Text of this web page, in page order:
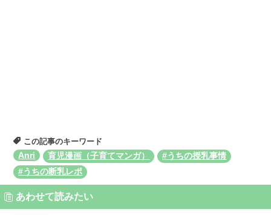
この記事のキーワード
Anri
育児漫画（子育てマンガ）
#うちの授乳事情
#うちの断乳レポ
あわせて読みたい